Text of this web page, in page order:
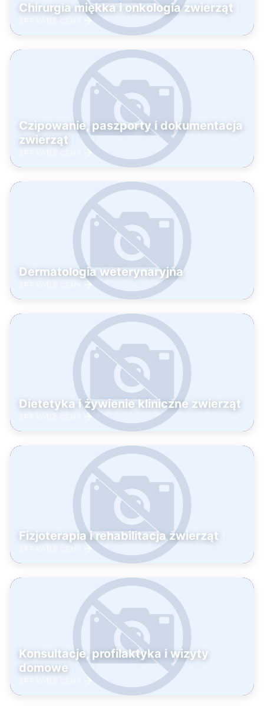
Chirurgia miękka i onkologia zwierząt
Czipowanie, paszporty i dokumentacja
zwierząt
Dermatologia weterynaryjna
Dietetyka i żywienie kliniczne zwierząt
Fizjoterapia i rehabilitacja zwierząt
Konsultacje, profilaktyka i wizyty
domowe